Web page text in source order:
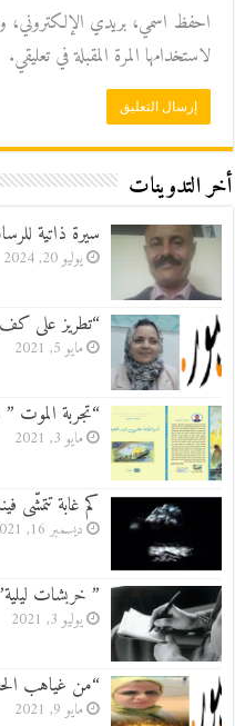
احفظ اسمي، بريدي الإلكتروني،
لاستخدامها المرة المقبلة في تعليقي.
أخر التدوينات
سيرة ذاتية
يوليو 20, 2024
“تطريز على كف
مايو 5, 2021
“تجربة الموت
مايو 3, 2021
كم غابة تتمشّى
ديسمبر 16, 2021
” خربشات
يوليو 3, 2021
“من غياهب
مايو 9, 2021